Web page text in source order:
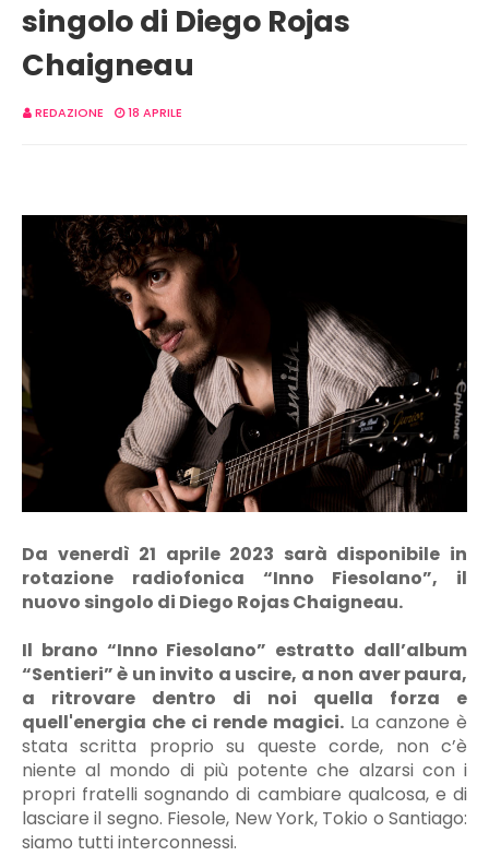
singolo di Diego Rojas
Chaigneau
REDAZIONE 18 APRILE
Da venerdì 21 aprile 2023 sarà disponibile in
rotazione radiofonica “Inno Fiesolano”, il
nuovo singolo di Diego Rojas Chaigneau.
Il brano “Inno Fiesolano” estratto dall’album
“Sentieri” è un invito a uscire, a non aver paura,
a ritrovare dentro di noi quella forza e
quell'energia che ci rende magici. La canzone è
stata scritta proprio su queste corde, non c’è
niente al mondo di più potente che alzarsi con i
propri fratelli sognando di cambiare qualcosa, e di
lasciare il segno. Fiesole, New York, Tokio o Santiago:
siamo tutti interconnessi.